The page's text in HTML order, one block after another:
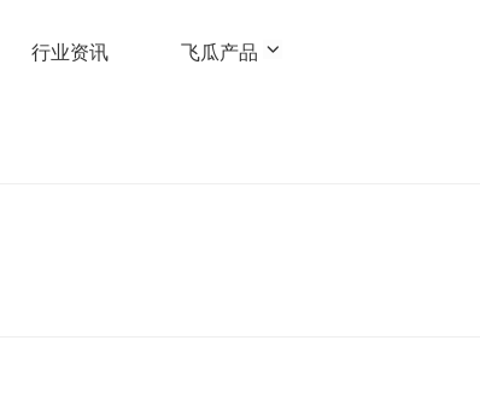
行业资讯 飞瓜产品